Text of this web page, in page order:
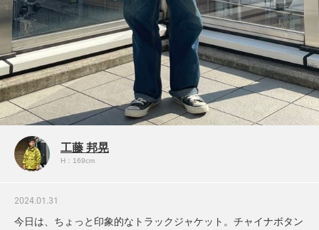
工藤 邦晃
H：169cm
2024.01.31
今日は、ちょっと印象的なトラックジャケット。チャイナボタン